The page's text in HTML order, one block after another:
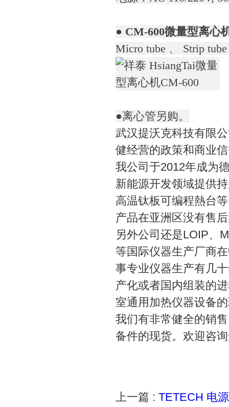
● CM-600微量型离心
Micro tube 、 Strip
●离心管另购。
武汉提沃克科技有限
健经营的政策和商业
我公司于2012年成为
新能源开发领域提供
高温钛板可编程熱台
产品在亚洲区没有售
另外公司还是LOIP、
等国际仪器生产厂商
事专业仪器生产有几
产化或者国内组装的
室通用加热仪器设备
我们有非常健全的销
备件的现货。欢迎咨
上一篇 : TETECH 电